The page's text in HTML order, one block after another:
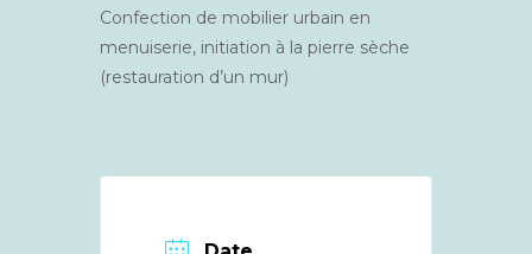
Confection de mobilier urbain en
menuiserie, initiation à la pierre sèche
(restauration d’un mur)